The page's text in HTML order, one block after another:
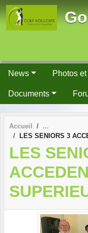
News Photos
Documents
Accueil
LES SENIORS 3
LES
Panneau de gestion des